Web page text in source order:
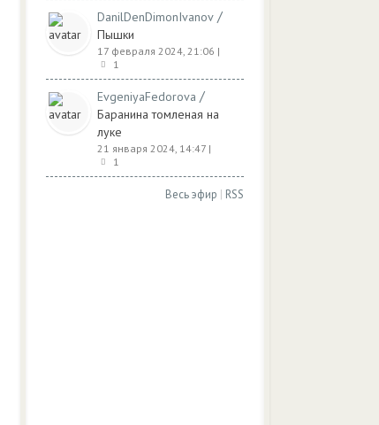
DanilDenDimonIvanov /
Пышки
17 февраля 2024, 21:06 |
1
EvgeniyaFedorova /
Баранина томленая на
луке
21 января 2024, 14:47 |
1
Весь эфир | RSS